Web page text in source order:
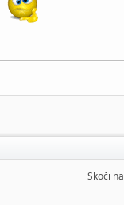
Skoči na